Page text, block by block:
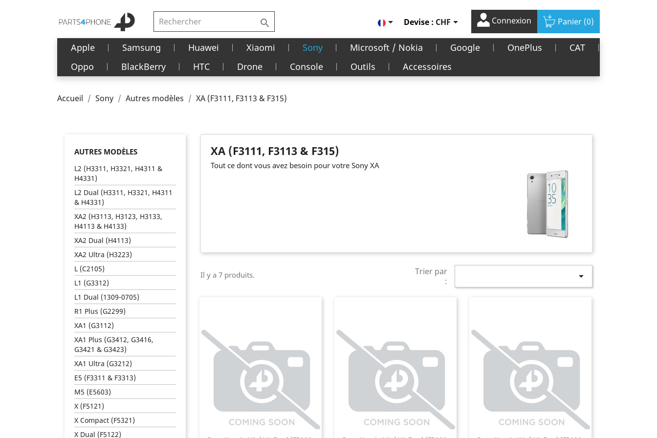
  Devise : CHF Connexion Panier (0)
Apple Samsung Huawei Xiaomi Sony Microsoft / Nokia Google OnePlus
CAT
Oppo
BlackBerry HTC Drone Console Outils Accessoires
Accueil Sony Autres modèles XA (F3111, F3113 & F315)
AUTRES MODÈLES
L2 (H3311, H3321, H4311 &
H4331)
L2 Dual (H3311, H3321, H4311
& H4331)
XA2 (H3113, H3123, H3133,
H4113 & H4133)
XA2 Dual (H4113)
XA2 Ultra (H3223)
L (C2105)
L1 (G3312)
L1 Dual (1309-0705)
R1 Plus (G2299)
XA1 (G3112)
XA1 Plus (G3412, G3416,
G3421 & G3423)
XA1 Ultra (G3212)
E5 (F3311 & F3313)
M5 (E5603)
X (F5121)
X Compact (F5321)
X Dual (F5122)
XA (F3111, F3113 & F315)
Tout ce dont vous avez besoin pour votre Sony XA
Il y a 7 produits.
Trier par
:
